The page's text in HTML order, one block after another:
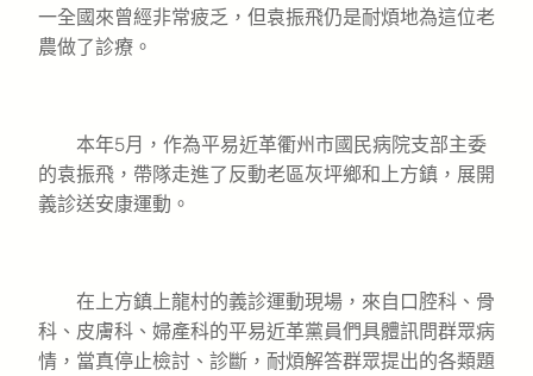
一全國來曾經非常疲乏，但袁振飛仍是耐煩地為這位老
農做了診療。
本年5月，作為平易近革衢州市國民病院支部主委
的袁振飛，帶隊走進了反動老區灰坪鄉和上方鎮，展開
義診送安康運動。
在上方鎮上龍村的義診運動現場，來自口腔科、骨
科、皮膚科、婦產科的平易近革黨員們具體訊問群眾病
情，當真停止檢討、診斷，耐煩解答群眾提出的各類題